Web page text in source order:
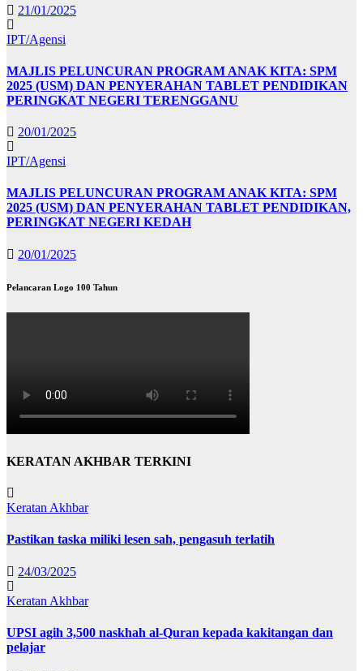
21/01/2025
IPT/Agensi
MAJLIS PELUNCURAN PROGRAM ANAK KITA: SPM
2025 (USM) DAN PENYERAHAN TABLET PENDIDIKAN
PERINGKAT NEGERI TERENGGANU
20/01/2025
IPT/Agensi
MAJLIS PELUNCURAN PROGRAM ANAK KITA: SPM
2025 (USM) DAN PENYERAHAN TABLET PENDIDIKAN,
PERINGKAT NEGERI KEDAH
20/01/2025
Pelancaran Logo 100 Tahun
KERATAN AKHBAR TERKINI
Keratan Akhbar
Pastikan taska miliki lesen sah, pengasuh terlatih
24/03/2025
Keratan Akhbar
UPSI agih 3,500 naskhah al-Quran kepada kakitangan dan
pelajar